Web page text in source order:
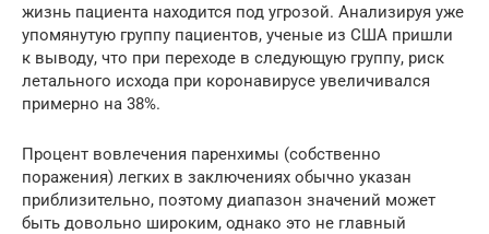
жизнь пациента находится под угрозой. Анализируя уже
упомянутую группу пациентов, ученые из США пришли
к выводу, что при переходе в следующую группу, риск
летального исхода при коронавирусе увеличивался
примерно на 38%.
Процент вовлечения паренхимы (собственно
поражения) легких в заключениях обычно указан
приблизительно, поэтому диапазон значений может
быть довольно широким, однако это не главный